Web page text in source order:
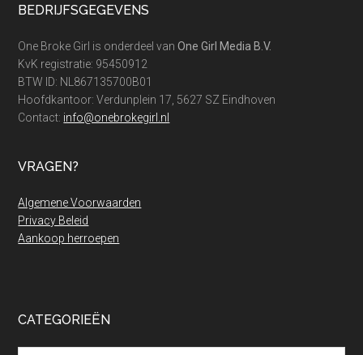
Footer
BEDRIJFSGEGEVENS
One Broke Girl is onderdeel vanOne Girl Media B.V.
KvK registratie: 95450912
BTW ID: NL867135700B01
Hoofdkantoor: Verdunplein 17, 5627 SZ Eindhoven
Contact: info@onebrokegirl.nl
VRAGEN?
Algemene Voorwaarden
Privacy Beleid
Aankoop herroepen
CATEGORIEËN